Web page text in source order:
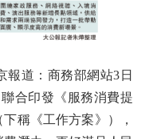
道：商務部網站3日
合印發《服務消費提
稱《工作方案》），